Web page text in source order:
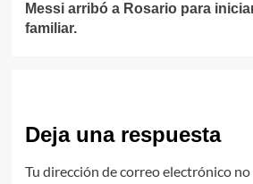
Messi arribó a Rosario para
familiar.
Deja una respuesta
Tu dirección de correo electrónico no